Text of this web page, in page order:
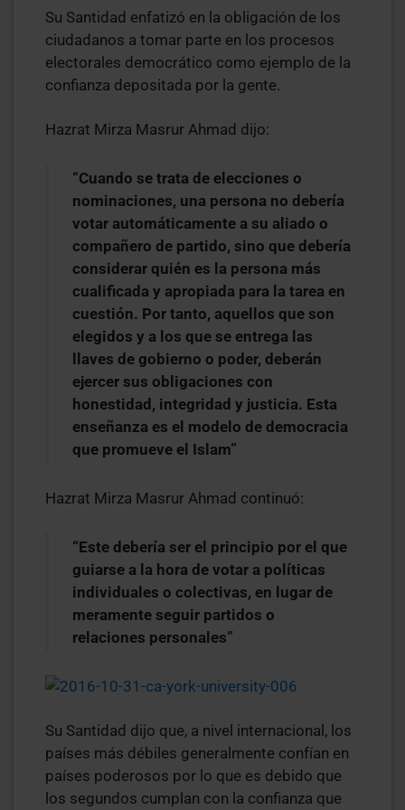
Su Santidad enfatizó en la obligación de los
ciudadanos a tomar parte en los procesos
electorales democrático como ejemplo de la
confianza depositada por la gente.
Hazrat Mirza Masrur Ahmad dijo:
“Cuando se trata de elecciones o
nominaciones, una persona no debería
votar automáticamente a su aliado o
compañero de partido, sino que debería
considerar quién es la persona más
cualificada y apropiada para la tarea en
cuestión. Por tanto, aquellos que son
elegidos y a los que se entrega las
llaves de gobierno o poder, deberán
ejercer sus obligaciones con
honestidad, integridad y justicia. Esta
enseñanza es el modelo de democracia
que promueve el Islam”
Hazrat Mirza Masrur Ahmad continuó:
“Este debería ser el principio por el que
guiarse a la hora de votar a políticas
individuales o colectivas, en lugar de
meramente seguir partidos o
relaciones personales”
Su Santidad dijo que, a nivel internacional, los
países más débiles generalmente confían en
países poderosos por lo que es debido que
los segundos cumplan con la confianza que